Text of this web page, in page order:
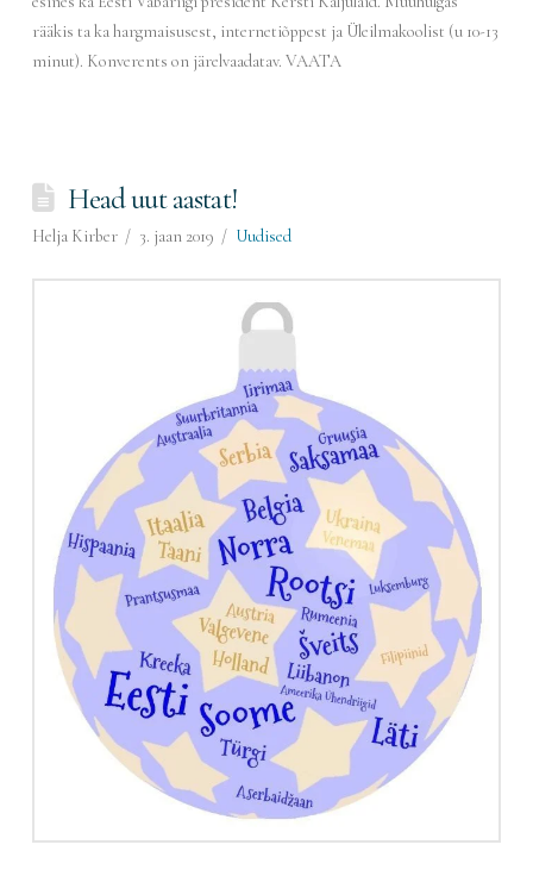
rääkis ta ka hargmaisusest, internetiõppest ja Üleilmakoolist (u 10-13
minut). Konverents on järelvaadatav. VAATA
Head uut aastat!
Helja Kirber 3. jaan 2019 Uudised